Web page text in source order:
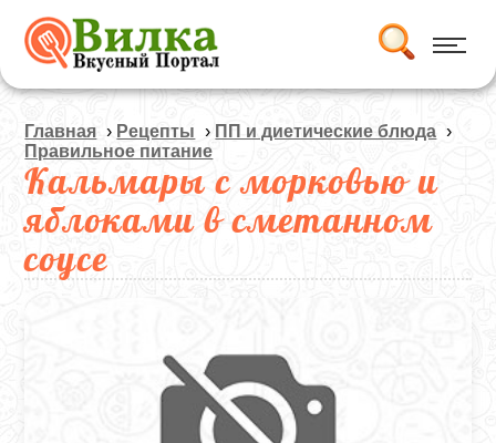
Главная › Рецепты › ПП и диетические блюда ›
Правильное питание
Кальмары с морковью и
яблоками в сметанном
соусе